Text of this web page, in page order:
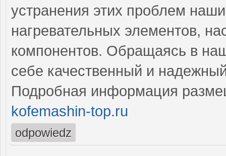
устранения этих проблем
нагревательных элементов,
компонентов. Обращаясь в
себе качественный и
Подробная информация
kofemashin-top.ru
odpowiedz